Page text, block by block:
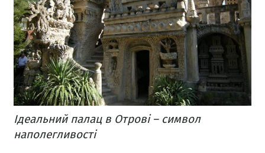
Ідеальний палац в Отрові – символ
наполегливості